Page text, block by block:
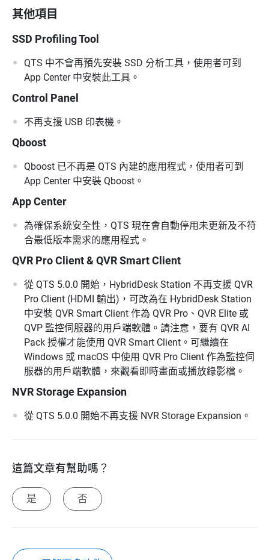
其他項目
SSD Profiling Tool
QTS 中不會再預先安裝 SSD 分析工具，使用者可到
App Center 中安裝此工具。
Control Panel
不再支援 USB 印表機。
Qboost
Qboost 已不再是 QTS 內建的應用程式，使用者可到
App Center 中安裝 Qboost。
App Center
為確保系統安全性，QTS 現在會自動停用未更新及不符
合最低版本需求的應用程式。
QVR Pro Client & QVR Smart Client
從 QTS 5.0.0 開始，HybridDesk Station 不再支援 QVR
Pro Client (HDMI 輸出)，可改為在 HybridDesk Station
中安裝 QVR Smart Client 作為 QVR Pro、QVR Elite 或
QVP 監控伺服器的用戶端軟體。請注意，要有 QVR AI
Pack 授權才能使用 QVR Smart Client。可繼續在
Windows 或 macOS 中使用 QVR Pro Client 作為監控伺
服器的用戶端軟體，來觀看即時畫面或播放錄影檔。
NVR Storage Expansion
從 QTS 5.0.0 開始不再支援 NVR Storage Expansion。
這篇文章有幫助嗎？
是 否